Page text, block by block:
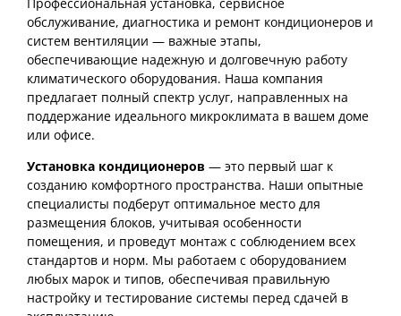
обслуживание, диагностика и ремонт кондиционеров и
систем вентиляции — важные этапы,
обеспечивающие надежную и долговечную работу
климатического оборудования. Наша компания
предлагает полный спектр услуг, направленных на
поддержание идеального микроклимата в вашем доме
или офисе.
Установка кондиционеров — это первый шаг к
созданию комфортного пространства. Наши опытные
специалисты подберут оптимальное место для
размещения блоков, учитывая особенности
помещения, и проведут монтаж с соблюдением всех
стандартов и норм. Мы работаем с оборудованием
любых марок и типов, обеспечивая правильную
настройку и тестирование системы перед сдачей в